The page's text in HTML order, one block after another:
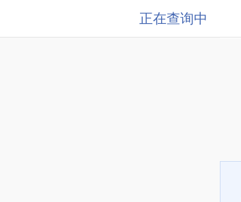
正在查询中